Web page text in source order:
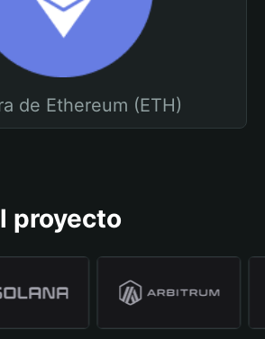
de Ethereum (ETH)
proyecto